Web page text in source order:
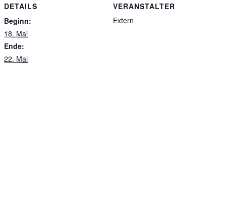
DETAILS
Beginn:
18. Mai
Ende:
22. Mai
VERANSTALTER
Extern